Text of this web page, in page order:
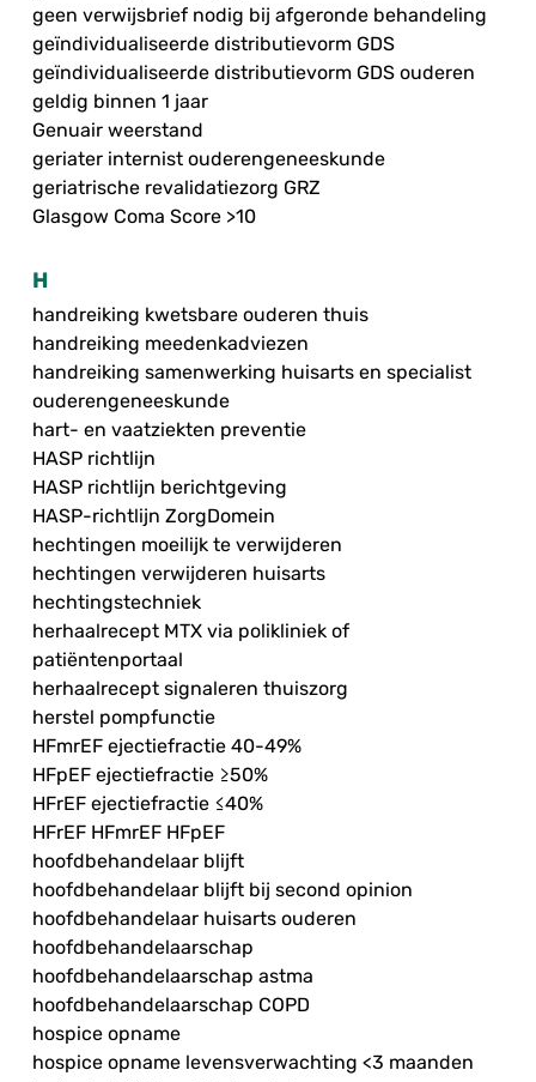
geen verwijsbrief nodig bij afgeronde behandeling
geïndividualiseerde distributievorm GDS
geïndividualiseerde distributievorm GDS ouderen
geldig binnen 1 jaar
Genuair weerstand
geriater internist ouderengeneeskunde
geriatrische revalidatiezorg GRZ
Glasgow Coma Score >10
H
handreiking kwetsbare ouderen thuis
handreiking meedenkadviezen
handreiking samenwerking huisarts en specialist
ouderengeneeskunde
hart- en vaatziekten preventie
HASP richtlijn
HASP richtlijn berichtgeving
HASP-richtlijn ZorgDomein
hechtingen moeilijk te verwijderen
hechtingen verwijderen huisarts
hechtingstechniek
herhaalrecept MTX via polikliniek of
patiëntenportaal
herhaalrecept signaleren thuiszorg
herstel pompfunctie
HFmrEF ejectiefractie 40-49%
HFpEF ejectiefractie ≥50%
HFrEF ejectiefractie ≤40%
HFrEF HFmrEF HFpEF
hoofdbehandelaar blijft
hoofdbehandelaar blijft bij second opinion
hoofdbehandelaar huisarts ouderen
hoofdbehandelaarschap
hoofdbehandelaarschap astma
hoofdbehandelaarschap COPD
hospice opname
hospice opname levensverwachting <3 maanden